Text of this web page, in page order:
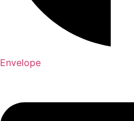
Envelope